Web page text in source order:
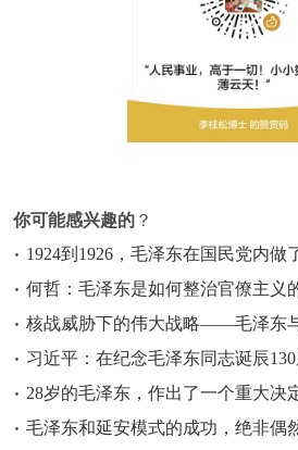
你可能感兴趣的 ？
1924到1926，毛泽东在国民党内做
何哲：毛泽东是如何整治官僚主义
核战威胁下的伟大战略——毛泽东
习近平：在纪念毛泽东同志诞辰
28岁的毛泽东，作出了一个重大决
毛泽东和延安模式的成功，绝非偶